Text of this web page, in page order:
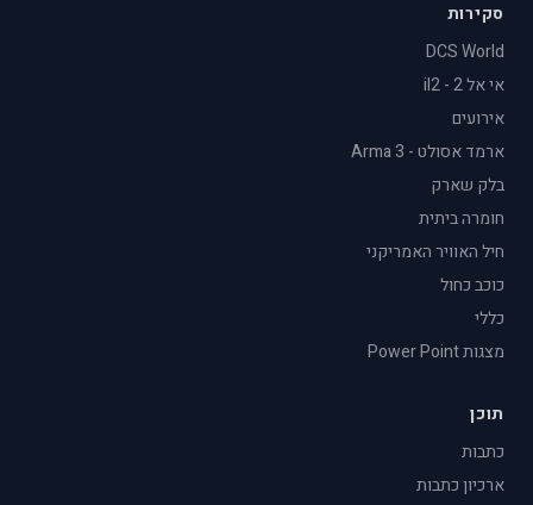
סקירות
DCS World
אי אל 2 - il2
אירועים
ארמד אסולט - Arma 3
בלק שארק
חומרה ביתית
חיל האוויר האמריקני
כוכב כחול
כללי
מצגות Power Point
תוכן
כתבות
ארכיון כתבות